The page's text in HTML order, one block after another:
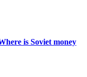
is Soviet money